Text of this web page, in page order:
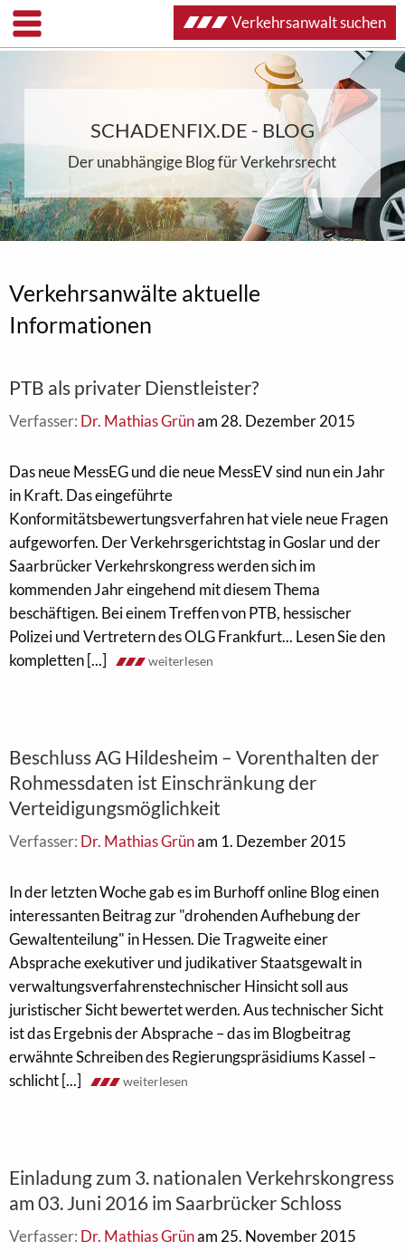
SCHADENFIX.DE - BLOG
Der unabhängige Blog für Verkehrsrecht
Verkehrsanwälte aktuelle
Informationen
PTB als privater Dienstleister?
Verfasser: Dr. Mathias Grünam 28. Dezember 2015
Das neue MessEG und die neue MessEV sind nun ein Jahr
in Kraft. Das eingeführte
Konformitätsbewertungsverfahren hat viele neue Fragen
aufgeworfen. Der Verkehrsgerichtstag in Goslar und der
Saarbrücker Verkehrskongress werden sich im
kommenden Jahr eingehend mit diesem Thema
beschäftigen. Bei einem Treffen von PTB, hessischer
Polizei und Vertretern des OLG Frankfurt... Lesen Sie den
kompletten [...]
weiterlesen
Beschluss AG Hildesheim – Vorenthalten der
Rohmessdaten ist Einschränkung der
Verteidigungsmöglichkeit
Verfasser: Dr. Mathias Grünam 1. Dezember 2015
In der letzten Woche gab es im Burhoff online Blog einen
interessanten Beitrag zur "drohenden Aufhebung der
Gewaltenteilung" in Hessen. Die Tragweite einer
Absprache exekutiver und judikativer Staatsgewalt in
verwaltungsverfahrenstechnischer Hinsicht soll aus
juristischer Sicht bewertet werden. Aus technischer Sicht
ist das Ergebnis der Absprache – das im Blogbeitrag
erwähnte Schreiben des Regierungspräsidiums Kassel –
schlicht [...]
weiterlesen
Einladung zum 3. nationalen Verkehrskongress
am 03. Juni 2016 im Saarbrücker Schloss
Verfasser: Dr. Mathias Grünam 25. November 2015
Verkehrsanwalt suchen